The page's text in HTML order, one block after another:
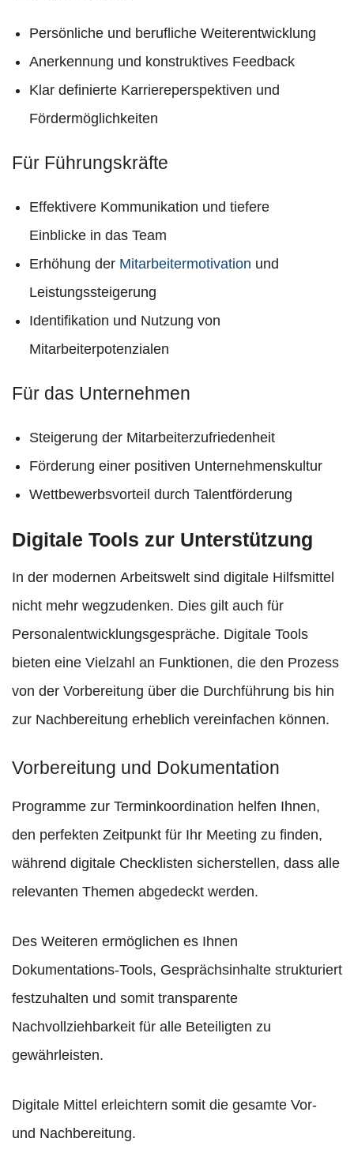
Persönliche und berufliche Weiterentwicklung
Anerkennung und konstruktives Feedback
Klar definierte Karriereperspektiven und
Fördermöglichkeiten
Für Führungskräfte
Effektivere Kommunikation und tiefere
Einblicke in das Team
Erhöhung der Mitarbeitermotivation und
Leistungssteigerung
Identifikation und Nutzung von
Mitarbeiterpotenzialen
Für das Unternehmen
Steigerung der Mitarbeiterzufriedenheit
Förderung einer positiven Unternehmenskultur
Wettbewerbsvorteil durch Talentförderung
Digitale Tools zur Unterstützung
In der modernen Arbeitswelt sind digitale Hilfsmittel
nicht mehr wegzudenken. Dies gilt auch für
Personalentwicklungsgespräche. Digitale Tools
bieten eine Vielzahl an Funktionen, die den Prozess
von der Vorbereitung über die Durchführung bis hin
zur Nachbereitung erheblich vereinfachen können.
Vorbereitung und Dokumentation
Programme zur Terminkoordination helfen Ihnen,
den perfekten Zeitpunkt für Ihr Meeting zu finden,
während digitale Checklisten sicherstellen, dass alle
relevanten Themen abgedeckt werden.
Des Weiteren ermöglichen es Ihnen
Dokumentations-Tools, Gesprächsinhalte strukturiert
festzuhalten und somit transparente
Nachvollziehbarkeit für alle Beteiligten zu
gewährleisten.
Digitale Mittel erleichtern somit die gesamte Vor-
und Nachbereitung.